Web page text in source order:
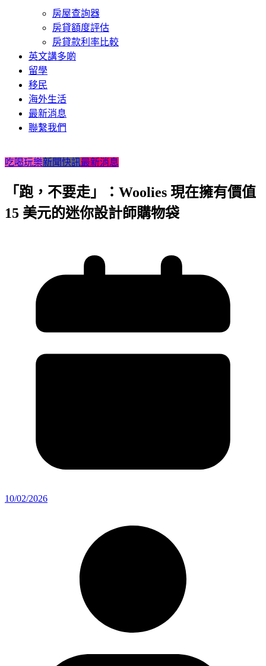
房屋查詢器
房貸額度評估
房貸款利率比較
英文講多啲
留學
移民
海外生活
最新消息
聯繫我們
吃喝玩樂新聞快訊最新消息
「跑，不要走」：Woolies 現在擁有價值
15 美元的迷你設計師購物袋
10/02/2026